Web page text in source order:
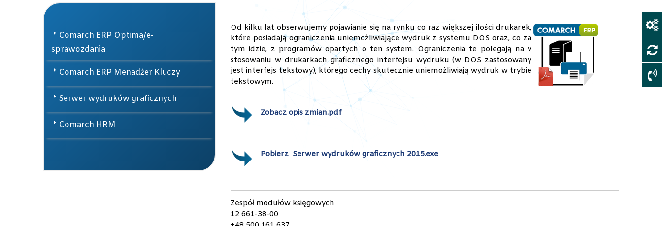
Comarch ERP Optima/e-
sprawozdania
Comarch ERP Menadżer Kluczy
Serwer wydruków graficznych
Comarch HRM
Od kilku lat obserwujemy pojawianie się na rynku co raz większej ilości drukarek,
które posiadają ograniczenia uniemożliwiające wydruk z systemu DOS oraz, co za
tym idzie, z programów opartych o ten system. Ograniczenia te polegają na v
stosowaniu w drukarkach graficznego interfejsu wydruku (w DOS zastosowany
jest interfejs tekstowy), którego cechy skutecznie uniemożliwiają wydruk w trybie
tekstowym.
Zobacz opis zmian.pdf
Pobierz Serwer wydruków graficznych 2015.exe
Zespół modułów księgowych
12 661-38-00